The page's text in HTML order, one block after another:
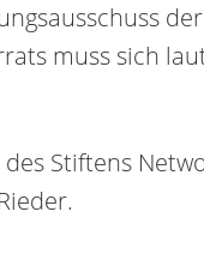
muss sich
Stiftens